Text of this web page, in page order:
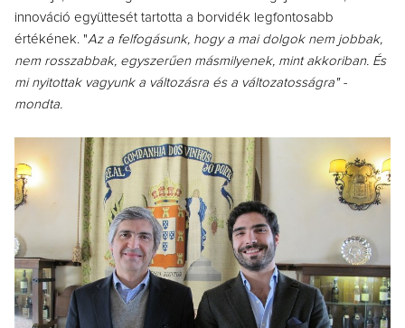
innováció együttesét tartotta a borvidék legfontosabb
értékének. "Az a felfogásunk, hogy a mai dolgok nem jobbak,
nem rosszabbak, egyszerűen másmilyenek, mint akkoriban. És
mi nyitottak vagyunk a változásra és a változatosságra" -
mondta.